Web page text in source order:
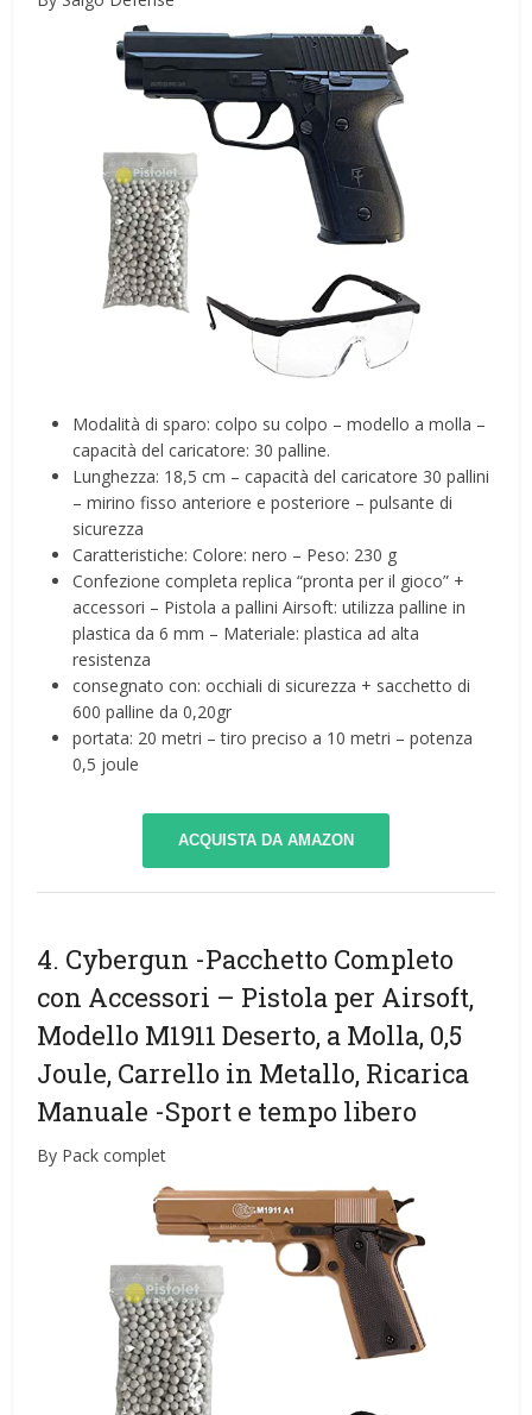
Modalità di sparo: colpo su colpo – modello a molla –
capacità del caricatore: 30 palline.
Lunghezza: 18,5 cm – capacità del caricatore 30 pallini
– mirino fisso anteriore e posteriore – pulsante di
sicurezza
Caratteristiche: Colore: nero – Peso: 230 g
Confezione completa replica “pronta per il gioco” +
accessori – Pistola a pallini Airsoft: utilizza palline in
plastica da 6 mm – Materiale: plastica ad alta
resistenza
consegnato con: occhiali di sicurezza + sacchetto di
600 palline da 0,20gr
portata: 20 metri – tiro preciso a 10 metri – potenza
0,5 joule
ACQUISTA DA AMAZON
4. Cybergun -Pacchetto Completo
con Accessori – Pistola per Airsoft,
Modello M1911 Deserto, a Molla, 0,5
Joule, Carrello in Metallo, Ricarica
Manuale -Sport e tempo libero
By Pack complet